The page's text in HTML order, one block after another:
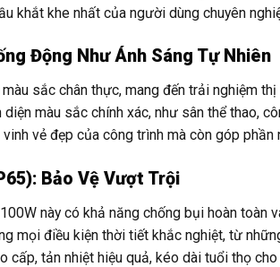
khắt khe nhất của người dùng chuyên
Động Như Ánh Sáng Tự Nhiên
sắc chân thực, mang đến trải nghiệm
màu sắc chính xác, như sân thể thao,
vẻ đẹp của công trình mà còn góp phần
Bảo Vệ Vượt Trội
này có khả năng chống bụi hoàn
mọi điều kiện thời tiết khắc nghiệt, từ
tản nhiệt hiệu quả, kéo dài tuổi thọ